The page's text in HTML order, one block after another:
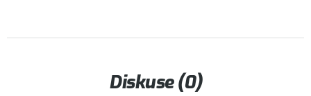
Diskuse (0)